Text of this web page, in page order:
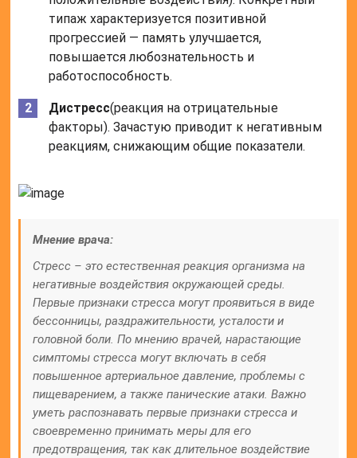
типаж характеризуется позитивной
прогрессией — память улучшается,
повышается любознательность и
работоспособность.
Дистресс(реакция на отрицательные
факторы). Зачастую приводит к негативным
реакциям, снижающим общие показатели.
Мнение врача:
Стресс – это естественная реакция организма на
негативные воздействия окружающей среды.
Первые признаки стресса могут проявиться в виде
бессонницы, раздражительности, усталости и
головной боли. По мнению врачей, нарастающие
симптомы стресса могут включать в себя
повышенное артериальное давление, проблемы с
пищеварением, а также панические атаки. Важно
уметь распознавать первые признаки стресса и
своевременно принимать меры для его
предотвращения, так как длительное воздействие